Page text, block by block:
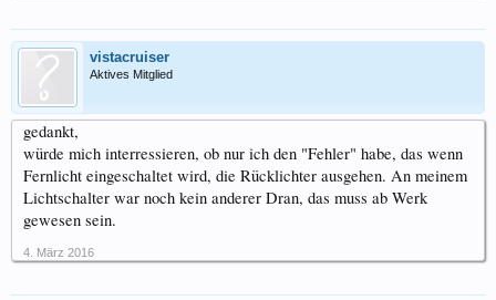
vistacruiser
Aktives Mitglied
gedankt,
würde mich interressieren, ob nur ich den "Fehler" habe, das wenn
Fernlicht eingeschaltet wird, die Rücklichter ausgehen. An meinem
Lichtschalter war noch kein anderer Dran, das muss ab Werk
gewesen sein.
4. März 2016